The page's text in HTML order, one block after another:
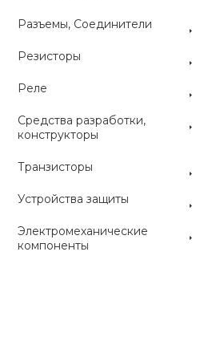
Разъемы, Соединители
Резисторы
Реле
Средства разработки,
конструкторы
Транзисторы
Устройства защиты
Электромеханические
компоненты